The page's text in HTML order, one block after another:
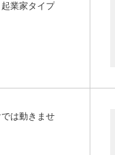
業家タイプ
は動きませ